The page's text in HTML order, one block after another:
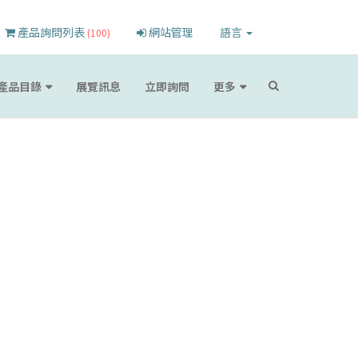
產品詢問列表 (100) 網站管理 語言
品目錄 展覽訊息 立即詢問 更多